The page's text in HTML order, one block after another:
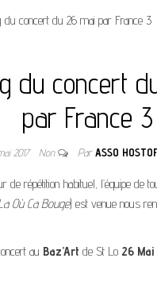
du concert du 26 mai par France 3
du concert
par France 3
2017 Non ParASSO
de répétition habituel, l’équipe de
Où Ca Bouge) est venue nous
au Baz’Art de St Lo 26